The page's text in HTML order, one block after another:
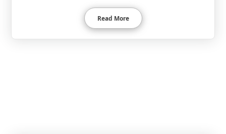
Read More